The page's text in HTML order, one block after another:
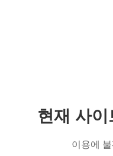
현재 사
이용에